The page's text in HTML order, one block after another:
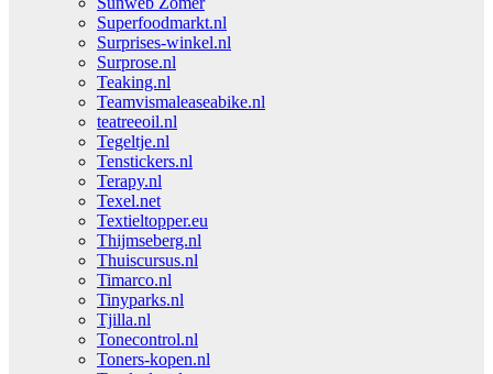
Superfoodmarkt.nl
Surprises-winkel.nl
Surprose.nl
Teaking.nl
Teamvismaleaseabike.nl
teatreeoil.nl
Tegeltje.nl
Tenstickers.nl
Terapy.nl
Texel.net
Textieltopper.eu
Thijmseberg.nl
Thuiscursus.nl
Timarco.nl
Tinyparks.nl
Tjilla.nl
Tonecontrol.nl
Toners-kopen.nl